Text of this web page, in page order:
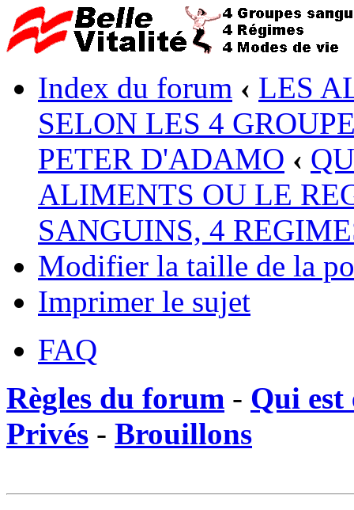
Index du forum ‹ LES
SELON LES 4
PETER D'ADAMO ‹
ALIMENTS OU LE
SANGUINS, 4
Modifier la taille de la
Imprimer le sujet
FAQ
Règles du forum - Qui est
Privés - Brouillons